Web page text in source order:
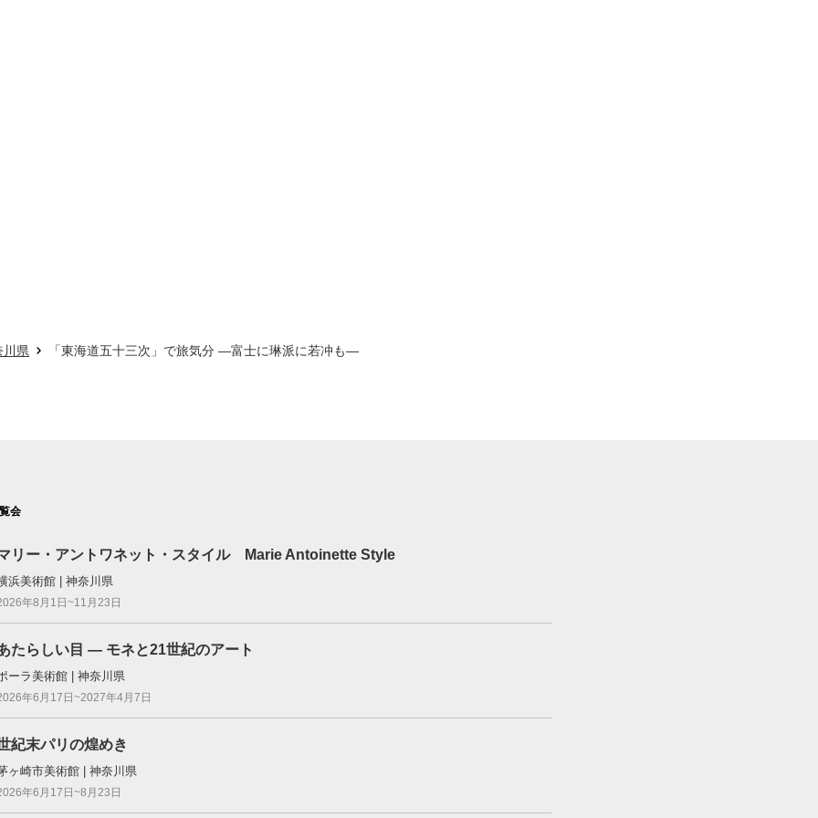
川県 「東海道五十三次」で旅気分 ―富士に琳派に若冲も―
会
リー・アントワネット・スタイル Marie Antoinette Style
浜美術館 | 神奈川県
年8月1日~11月23日
たらしい目 ― モネと21世紀のアート
ーラ美術館 | 神奈川県
年6月17日~2027年4月7日
紀末パリの煌めき
ヶ崎市美術館 | 神奈川県
年6月17日~8月23日